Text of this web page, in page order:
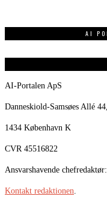
AI
AI-Portalen ApS
Danneskiold-Samsøes Allé
1434 København K
CVR 45516822
Ansvarshavende
Kontakt redaktionen.